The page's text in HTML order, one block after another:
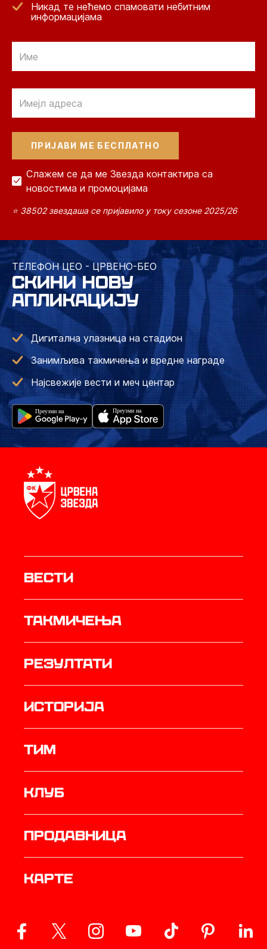
Никад те нећемо спамовати небитним
информацијама
Слажем се да ме Звезда контактира са
новостима и промоцијама
⭐ 38502 звездаша се пријавило у току сезоне 2025/26
ТЕЛЕФОН ЦЕО - ЦРВЕНО-БЕО
СКИНИ НОВУ
АПЛИКАЦИЈУ
Дигитална улазница на стадион
Занимљива такмичења и вредне награде
Најсвежије вести и меч центар
Вести
Такмичења
резултати
историја
ТИМ
Клуб
продавница
Карте